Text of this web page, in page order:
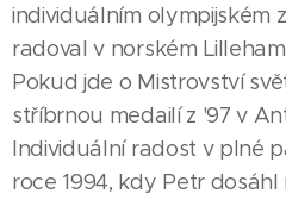
individuálním olympijském
radoval v norském
Pokud jde o Mistrovství
stříbrnou medailí z '97 v
Individuální radost v plné
roce 1994, kdy Petr